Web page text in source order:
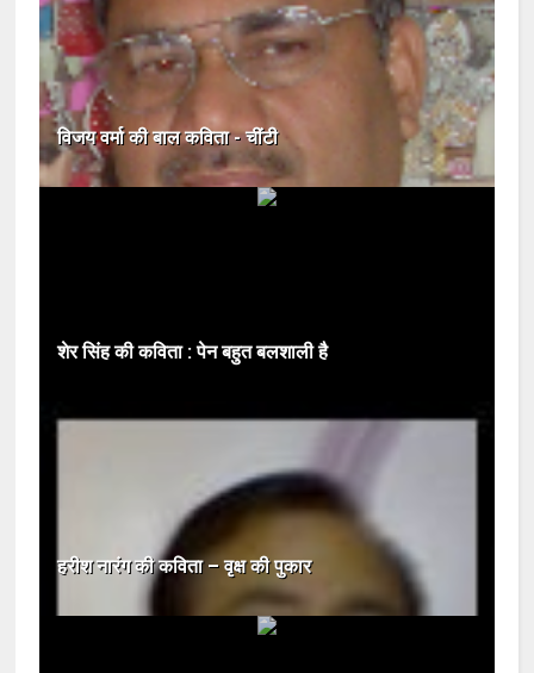
विजय वर्मा की बाल कविता - चींटी
शेर सिंह की कविता : पेन बहुत बलशाली है
हरीश नारंग की कविता – वृक्ष की पुकार